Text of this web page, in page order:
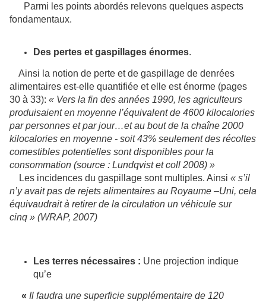
Parmi les points abordés relevons quelques aspects
fondamentaux.
Des pertes et gaspillages énormes.
Ainsi la notion de perte et de gaspillage de denrées
alimentaires est-elle quantifiée et elle est énorme (pages
30 à 33): « Vers la fin des années 1990, les agriculteurs
produisaient en moyenne l’équivalent de 4600 kilocalories
par personnes et par jour…et au bout de la chaîne 2000
kilocalories en moyenne - soit 43% seulement des récoltes
comestibles potentielles sont disponibles pour la
consommation (source : Lundqvist et coll 2008) »
Les incidences du gaspillage sont multiples. Ainsi « s’il
n’y avait pas de rejets alimentaires au Royaume –Uni, cela
équivaudrait à retirer de la circulation un véhicule sur
cinq » (WRAP, 2007)
Les terres nécessaires : Une projection indique
qu’e
« Il faudra une superficie supplémentaire de 120